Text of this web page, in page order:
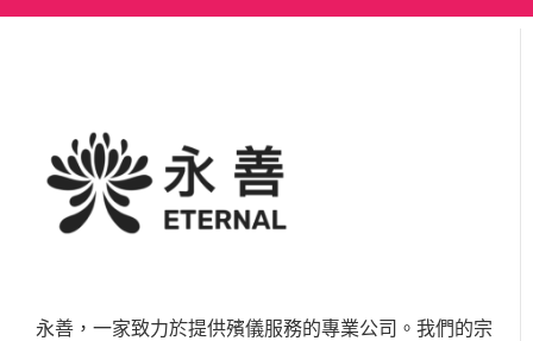
永善，一家致力於提供殯儀服務的專業公司。我們的宗